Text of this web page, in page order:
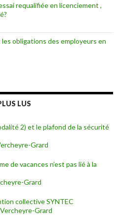
requalifiée en licenciement ,
obligations des employeurs en
LUS
2) et le plafond de la sécurité
Grard
de vacances n’est pas lié à la
Grard
collective SYNTEC
Grard